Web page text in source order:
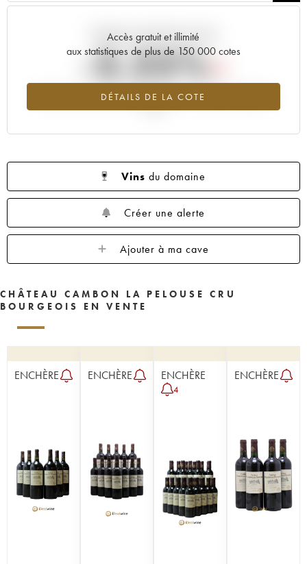
Accès gratuit et illimité
aux statistiques de plus de 150 000 cotes
DÉTAILS DE LA COTE
Tendance actuelle de la cote
-3.25%
Tendance à la baisse du millésime 2021 en 2026 par rapport à
Vins du domaine
Créer une alerte
Ajouter à ma cave
CHÂTEAU CAMBON LA PELOUSE CRU
BOURGEOIS EN VENTE
ENCHÈRE ENCHÈRE ENCHÈRE
4
ENCHÈRE